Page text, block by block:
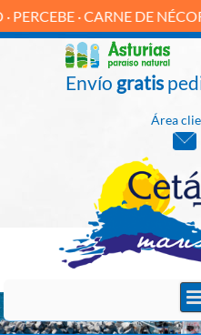
· CARNE DE NÉCORA EN
Envío gratis
Área